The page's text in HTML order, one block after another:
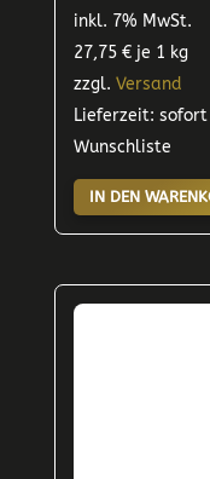
inkl. 7% MwSt.
27,75 €je 1 kg
zzgl. Versand
Lieferzeit:
Wunschliste
IN DEN